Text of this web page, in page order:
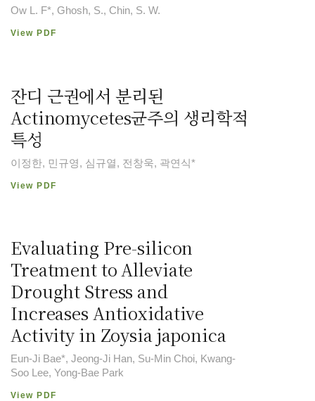
Ow L. F*, Ghosh, S., Chin, S. W.
View PDF
잔디 근권에서 분리된
Actinomycetes균주의 생리학적
특성
이정한, 민규영, 심규열, 전창욱, 곽연식*
View PDF
Evaluating Pre-silicon
Treatment to Alleviate
Drought Stress and
Increases Antioxidative
Activity in Zoysia japonica
Eun-Ji Bae*, Jeong-Ji Han, Su-Min Choi, Kwang-
Soo Lee, Yong-Bae Park
View PDF